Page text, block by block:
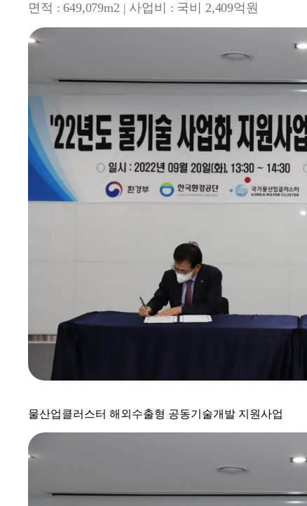
면적 : 649,079m2 | 사업비 : 국비 2,409억원
물산업클러스터 해외수출형 공동기술개발 지원사업